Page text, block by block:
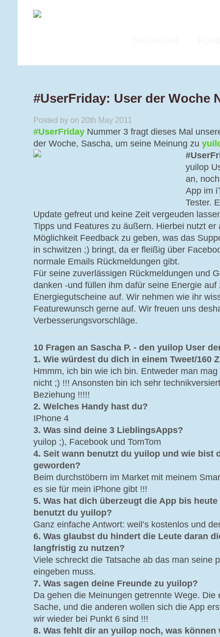
#UserFriday: User der Woche
Posted by on 20th May 2011
#UserFriday Nummer 3 fragt dieses Mal
der Woche, Sascha, um seine Meinung zu
yuilop
an,
App im
Tester.
Update gefreut und keine Zeit vergeuden
Tipps und Features zu äußern. Hierbei nutzt er
Möglichkeit Feedback zu geben, was das
in schwitzen ;) bringt, da er fleißig über
normale Emails Rückmeldungen gibt.
Für seine zuverlässigen Rückmeldungen und
danken -und füllen ihm dafür seine Energie auf
Energiegutscheine auf. Wir nehmen wie ihr
Featurewunsch gerne auf. Wir freuen uns
Verbesserungsvorschläge.
10 Fragen an Sascha P. - den yuilop User
1. Wie würdest du dich in einem Tweet/160
Hmmm, ich bin wie ich bin. Entweder man
nicht ;) !!! Ansonsten bin ich sehr
Beziehung !!!!!
2. Welches Handy hast du?
IPhone 4
3. Was sind deine 3 LieblingsApps?
yuilop ;), Facebook und TomTom
4. Seit wann benutzt du yuilop und wie bist
geworden?
Beim durchstöbern im Market mit meinem
es sie für mein iPhone gibt !!!
5. Was hat dich überzeugt die App bis
benutzt du yuilop?
Ganz einfache Antwort: weil’s kostenlos und
6. Was glaubst du hindert die Leute daran
langfristig zu nutzen?
Viele schreckt die Tatsache ab das man seine
eingeben muss.
7. Was sagen deine Freunde zu yuilop?
Da gehen die Meinungen getrennte Wege. Die
Sache, und die anderen wollen sich die App
wir wieder bei Punkt 6 sind !!!
8. Was fehlt dir an yuilop noch, was können